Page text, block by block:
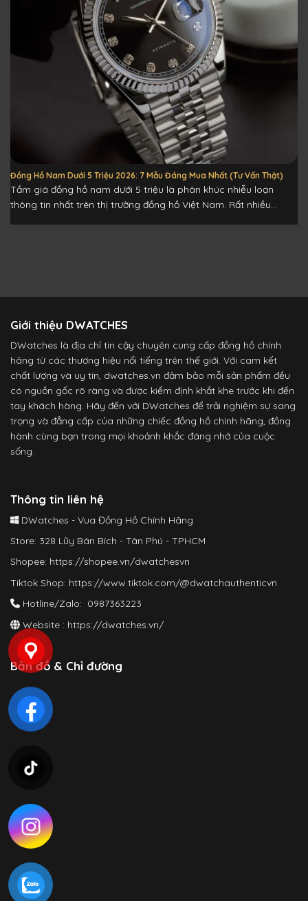
Đồng Hồ Nam Dưới 5 Triệu 2026: 7 Mẫu Đáng Mua Nhất (Tư Vấn Thật)
Tầm giá đồng hồ nam dưới 5 triệu là phân khúc nhiễu loạn
thông tin nhất trên thị trường đồng hồ Việt Nam. Rất nhiều...
Giới thiệu DWATCHES
DWatches là địa chỉ tin cậy chuyên cung cấp đồng hồ chính
hãng từ các thương hiệu nổi tiếng trên thế giới. Với cam kết
chất lượng và uy tín, dwatches.vn đảm bảo mỗi sản phẩm đều
có nguồn gốc rõ ràng và được kiểm định khắt khe trước khi đến
tay khách hàng. Hãy đến với DWatches để trải nghiệm sự sang
trọng và đẳng cấp của những chiếc đồng hồ chính hãng, đồng
hành cùng bạn trong mọi khoảnh khắc đáng nhớ của cuộc
sống.
Thông tin liên hệ
DWatches - Vua Đồng Hồ Chính Hãng
Store: 328 Lũy Bán Bích - Tân Phú - TPHCM
Shopee: https://shopee.vn/dwatchesvn
Tiktok Shop: https://www.tiktok.com/@dwatchauthenticvn
Hotline/Zalo: 0987363223
Website : https://dwatches.vn/
Bản đồ & Chỉ đường